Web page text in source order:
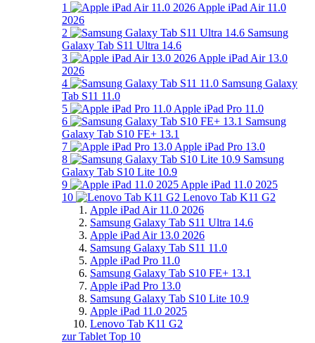
1
Apple iPad Air 11.0
2026
2
Samsung
Galaxy Tab S11 Ultra 14.6
3
Apple iPad Air 13.0
2026
4
Samsung Galaxy
Tab S11 11.0
5
Apple iPad Pro 11.0
6
Samsung
Galaxy Tab S10 FE+ 13.1
7
Apple iPad Pro 13.0
8
Samsung
Galaxy Tab S10 Lite 10.9
9
Apple iPad 11.0 2025
10
Lenovo Tab K11 G2
Apple iPad Air 11.0 2026
Samsung Galaxy Tab S11 Ultra 14.6
Apple iPad Air 13.0 2026
Samsung Galaxy Tab S11 11.0
Apple iPad Pro 11.0
Samsung Galaxy Tab S10 FE+ 13.1
Apple iPad Pro 13.0
Samsung Galaxy Tab S10 Lite 10.9
Apple iPad 11.0 2025
Lenovo Tab K11 G2
zur Tablet Top 10